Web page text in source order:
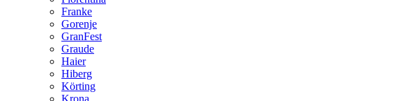
Franke
Gorenje
GranFest
Graude
Haier
Hiberg
Körting
Krona